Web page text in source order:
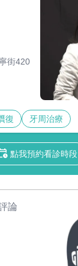
街420
復 牙周治療
點我預約看診時段
論